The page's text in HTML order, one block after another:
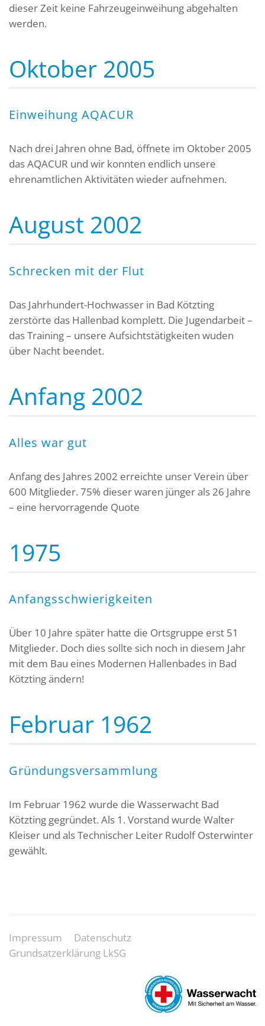
dieser Zeit keine Fahrzeugeinweihung abgehalten
werden.
Oktober 2005
Einweihung AQACUR
Nach drei Jahren ohne Bad, öffnete im Oktober 2005
das AQACUR und wir konnten endlich unsere
ehrenamtlichen Aktivitäten wieder aufnehmen.
August 2002
Schrecken mit der Flut
Das Jahrhundert-Hochwasser in Bad Kötzting
zerstörte das Hallenbad komplett. Die Jugendarbeit –
das Training – unsere Aufsichtstätigkeiten wuden
über Nacht beendet.
Anfang 2002
Alles war gut
Anfang des Jahres 2002 erreichte unser Verein über
600 Mitglieder. 75% dieser waren jünger als 26 Jahre
– eine hervorragende Quote
1975
Anfangsschwierigkeiten
Über 10 Jahre später hatte die Ortsgruppe erst 51
Mitglieder. Doch dies sollte sich noch in diesem Jahr
mit dem Bau eines Modernen Hallenbades in Bad
Kötzting ändern!
Februar 1962
Gründungsversammlung
Im Februar 1962 wurde die Wasserwacht Bad
Kötzting gegründet. Als 1. Vorstand wurde Walter
Kleiser und als Technischer Leiter Rudolf Osterwinter
gewählt.
Impressum
Datenschutz
Grundsatzerklärung LkSG